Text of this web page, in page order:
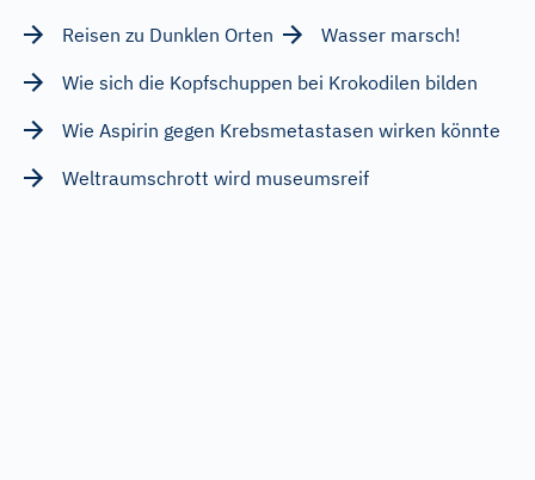
Reisen zu Dunklen Orten
Wasser marsch!
Wie sich die Kopfschuppen bei Krokodilen bilden
Wie Aspirin gegen Krebsmetastasen wirken könnte
Weltraumschrott wird museumsreif